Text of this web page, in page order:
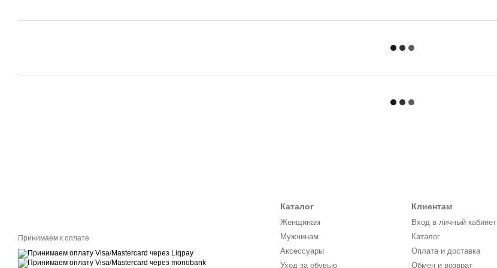
Принимаем к оплате
Каталог
Женщинам
Мужчинам
Аксессуары
Уход за обувью
Клиентам
Вход в личный кабинет
Каталог
Оплата и доставка
Обмен и возврат